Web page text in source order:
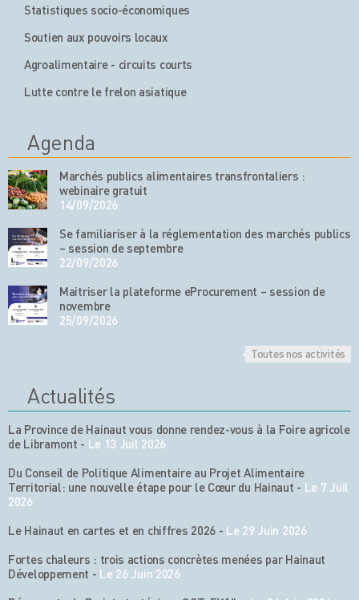
Statistiques socio-économiques
Soutien aux pouvoirs locaux
Agroalimentaire - circuits courts
Lutte contre le frelon asiatique
Agenda
Marchés publics alimentaires transfrontaliers :
webinaire gratuit
14/09/2026
Se familiariser à la réglementation des marchés publics
– session de septembre
22/09/2026
Maitriser la plateforme eProcurement – session de
novembre
25/09/2026
Toutes nos activités
Actualités
La Province de Hainaut vous donne rendez-vous à la Foire agricole
de Libramont - Le 13 Juil 2026
Du Conseil de Politique Alimentaire au Projet Alimentaire
Territorial: une nouvelle étape pour le Cœur du Hainaut - Le 7 Juil
2026
Le Hainaut en cartes et en chiffres 2026 - Le 29 Juin 2026
Fortes chaleurs : trois actions concrètes menées par Hainaut
Développement - Le 26 Juin 2026